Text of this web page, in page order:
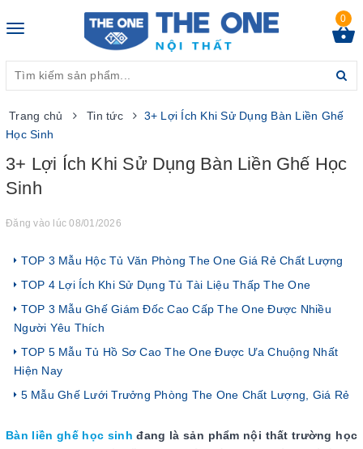
Toggle
0
Trang chủ Tin tức
3+ Lợi Ích Khi Sử Dụng Bàn Liền Ghế
Học Sinh
3+ Lợi Ích Khi Sử Dụng Bàn Liền Ghế Học
Sinh
Đăng vào lúc 08/01/2026
TOP 3 Mẫu Hộc Tủ Văn Phòng The One Giá Rẻ Chất Lượng
TOP 4 Lợi Ích Khi Sử Dụng Tủ Tài Liệu Thấp The One
TOP 3 Mẫu Ghế Giám Đốc Cao Cấp The One Được Nhiều
Người Yêu Thích
TOP 5 Mẫu Tủ Hồ Sơ Cao The One Được Ưa Chuộng Nhất
Hiện Nay
5 Mẫu Ghế Lưới Trưởng Phòng The One Chất Lượng, Giá Rẻ
Bàn liền ghế học sinh đang là sản phẩm nội thất trường học